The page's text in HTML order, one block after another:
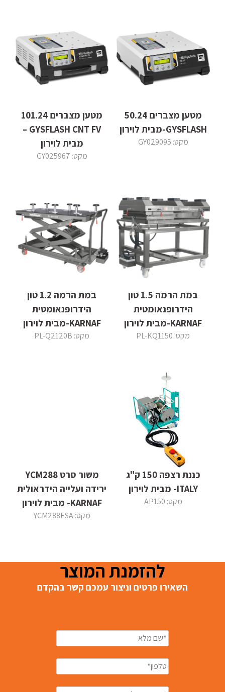
מטען מצברים 50.24
GYSFLASH-מבית לוירון
מקט: GY029095
מטען מצברים 101.24
GYSFLASH CNT FV –
מבית לוירון
מקט: GY025967
במת הרמה 1.5 טון
הידרופנאומטית
KARNAF-מבית לוירון
מקט: PL-KQ1150
במת הרמה 1.2 טון
הידרופנאומטית
KARNAF-מבית לוירון
מקט: PL-Q2120B
כננת רצפה 150 ק"ג
ITALY- מבית לוירון
מקט: AP150
משור סרט YCM288
ירידה ועלייה הידראולית
KARNAF- מבית לוירון
מקט: YCM288ESA
להזמנת המוצר
השאירו פרטים וניצור עמכם קשר בהקדם